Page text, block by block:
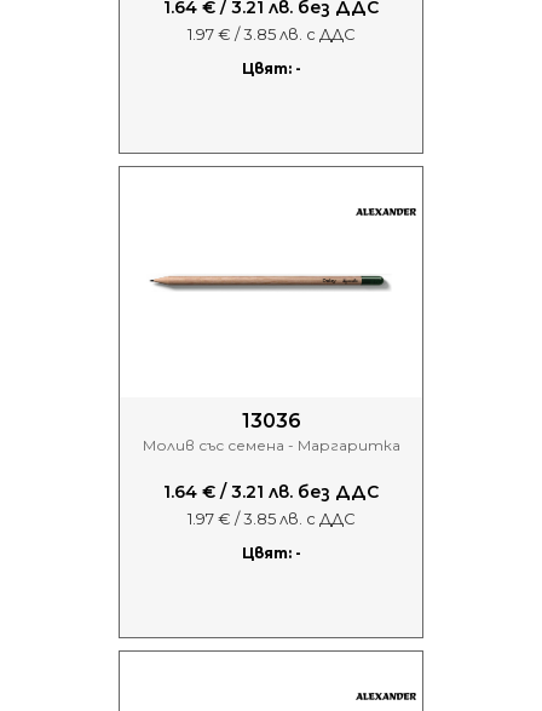
1.64 € / 3.21 лв. без ДДС
1.97 € / 3.85 лв. с ДДС
Цвят: -
13036
Молив със семена - Маргаритка
1.64 € / 3.21 лв. без ДДС
1.97 € / 3.85 лв. с ДДС
Цвят: -